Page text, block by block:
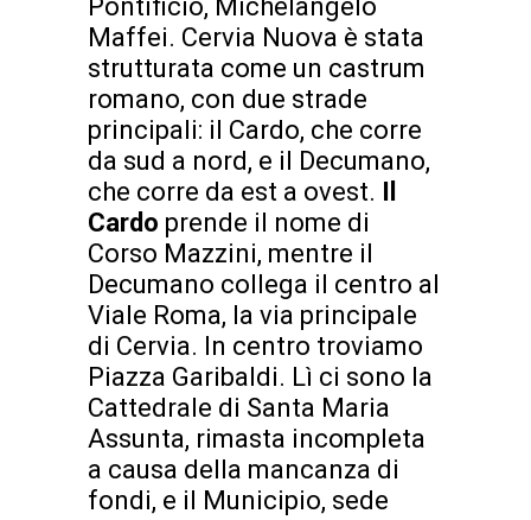
Pontificio, Michelangelo
Maffei. Cervia Nuova è stata
strutturata come un castrum
romano, con due strade
principali: il Cardo, che corre
da sud a nord, e il Decumano,
che corre da est a ovest.
Cardo prende il nome di
Corso Mazzini, mentre il
Decumano collega il centro al
Viale Roma, la via principale
di Cervia. In centro troviamo
Piazza Garibaldi. Lì ci sono la
Cattedrale di Santa Maria
Assunta, rimasta incompleta
a causa della mancanza di
fondi, e il Municipio, sede